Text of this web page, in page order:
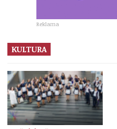
Reklama
KULTURA